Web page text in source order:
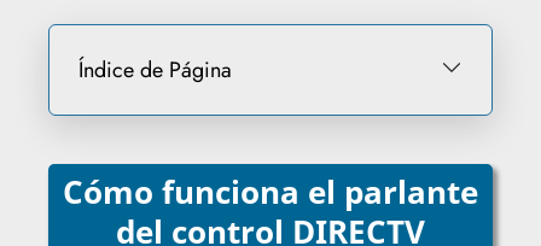
Índice de Página
Cómo funciona el parlante
del control DIRECTV